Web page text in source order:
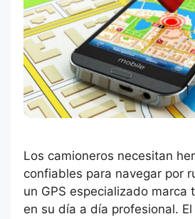
Los camioneros necesitan
confiables para navegar por
un GPS especializado marca
en su día a día profesional.